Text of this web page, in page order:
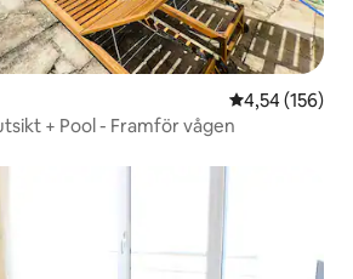
4,54 av 5 i
4,54 (156)
+ Pool - Framför vågen